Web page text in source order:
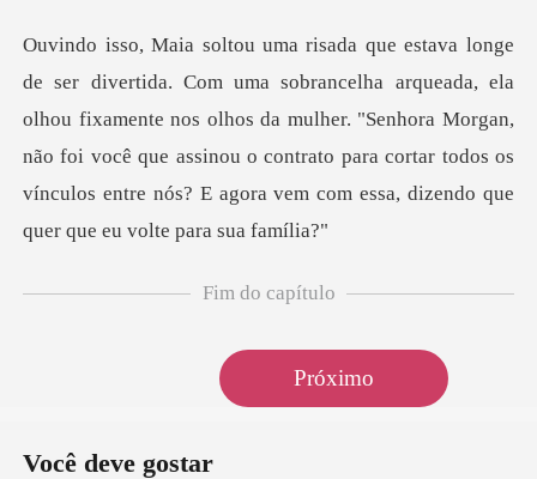
ela
olhou fixamente nos olhos da mulher. "Senhora Morgan,
não foi você que assinou o contrato para cor
Fim do capítulo
Próximo
Você deve gostar